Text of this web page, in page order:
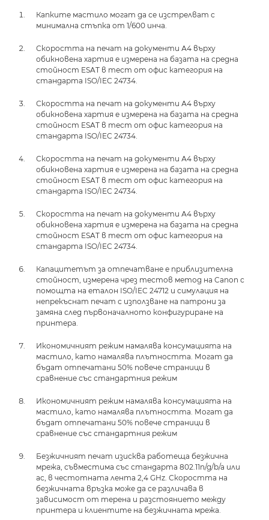
Капките мастило могат да се изстрелват с
минимална стъпка от 1/600 инча.
Скоростта на печат на документи А4 върху
обикновена хартия е измерена на базата на средна
стойност ESAT в тест от офис категория на
стандарта ISO/IEC 24734.
Скоростта на печат на документи А4 върху
обикновена хартия е измерена на базата на средна
стойност ESAT в тест от офис категория на
стандарта ISO/IEC 24734.
Скоростта на печат на документи А4 върху
обикновена хартия е измерена на базата на средна
стойност ESAT в тест от офис категория на
стандарта ISO/IEC 24734.
Скоростта на печат на документи А4 върху
обикновена хартия е измерена на базата на средна
стойност ESAT в тест от офис категория на
стандарта ISO/IEC 24734.
Капацитетът за отпечатване е приблизителна
стойност, измерена чрез тестов метод на Canon с
помощта на еталон ISO/IEC 24712 и симулация на
непрекъснат печат с използване на патрони за
замяна след първоначалното конфигуриране на
принтера.
Икономичният режим намалява консумацията на
мастило, като намалява плътността. Могат да
бъдат отпечатани 50% повече страници в
сравнение със стандартния режим
Икономичният режим намалява консумацията на
мастило, като намалява плътността. Могат да
бъдат отпечатани 50% повече страници в
сравнение със стандартния режим
Безжичният печат изисква работеща безжична
мрежа, съвместима със стандарта 802.11n/g/b/a или
ac, в честотната лента 2,4 GHz. Скоростта на
безжичната връзка може да се различава в
зависимост от терена и разстоянието между
принтера и клиентите на безжичната мрежа.